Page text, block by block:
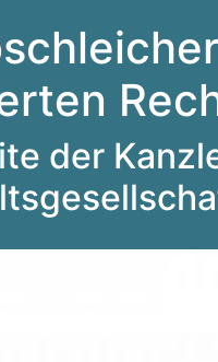
der